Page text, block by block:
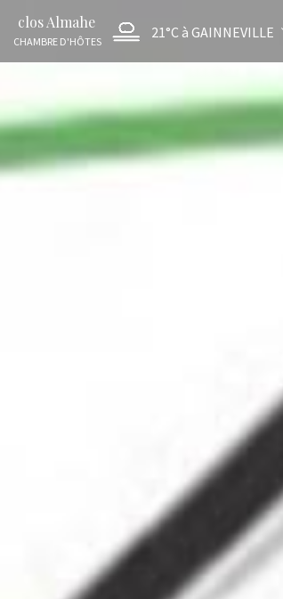
clos Almahe
CHAMBRE D'HÔTES
21°C à GAINNEVILLE